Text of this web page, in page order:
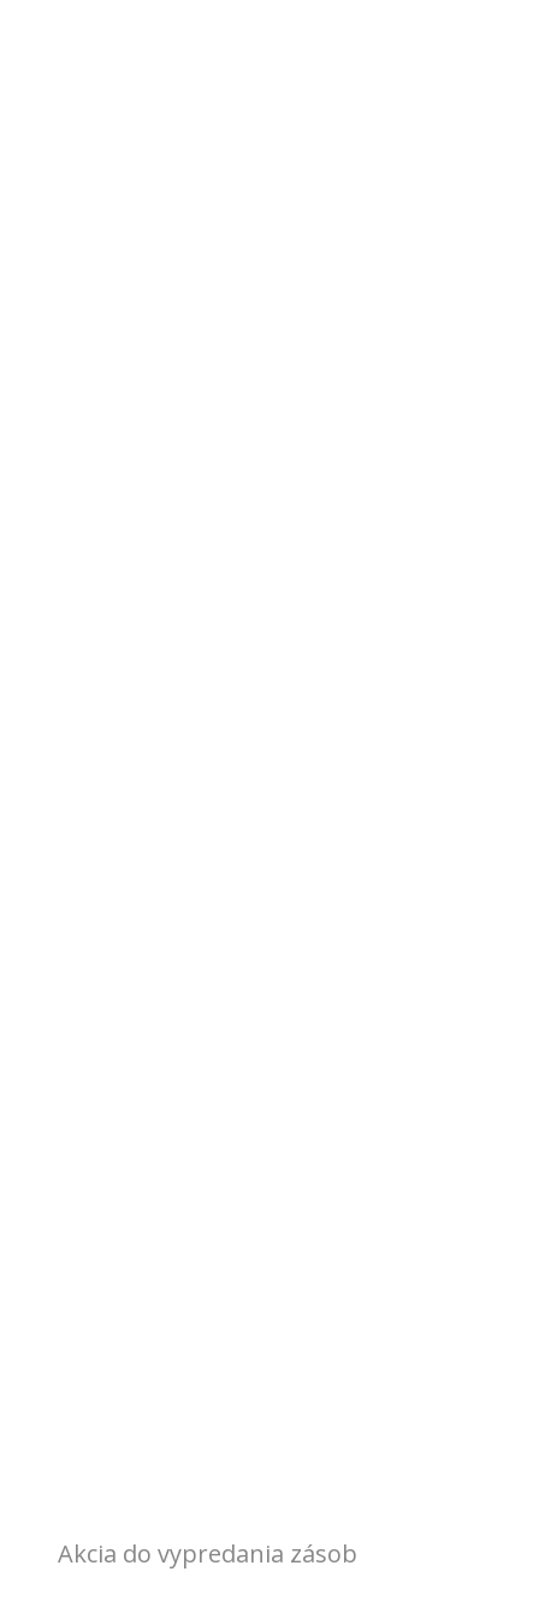
Akcia do vypredania zásob